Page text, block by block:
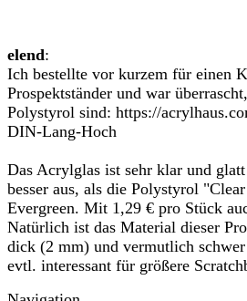
elend:
Ich bestellte vor kurzem für einen
Prospektständer und war
Polystyrol sind: https://
DIN-Lang-Hoch
Das Acrylglas ist sehr klar und
besser aus, als die Polystyrol
Evergreen. Mit 1,29 € pro Stück
Natürlich ist das Material dieser
dick (2 mm) und vermutlich
evtl. interessant für größere